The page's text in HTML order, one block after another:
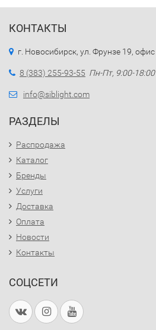
КОНТАКТЫ
г. Новосибирск, ул. Фрунзе 19,
8 (383) 255-93-55 Пн-Пт, 9:00-18:00
info@siblight.com
РАЗДЕЛЫ
Распродажа
Каталог
Бренды
Услуги
Доставка
Оплата
Новости
Контакты
СОЦСЕТИ